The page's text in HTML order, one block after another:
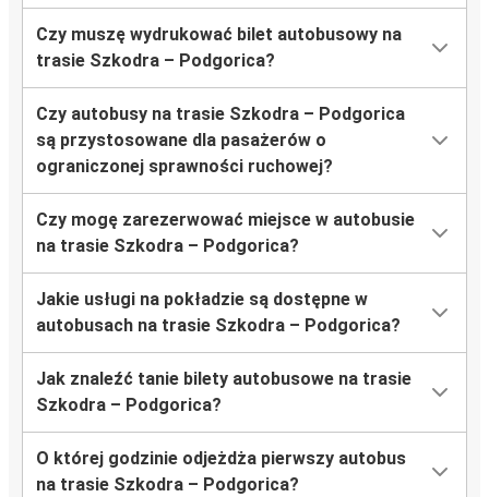
Czy muszę wydrukować bilet autobusowy na
trasie Szkodra – Podgorica?
Czy autobusy na trasie Szkodra – Podgorica
są przystosowane dla pasażerów o
ograniczonej sprawności ruchowej?
Czy mogę zarezerwować miejsce w autobusie
na trasie Szkodra – Podgorica?
Jakie usługi na pokładzie są dostępne w
autobusach na trasie Szkodra – Podgorica?
Jak znaleźć tanie bilety autobusowe na trasie
Szkodra – Podgorica?
O której godzinie odjeżdża pierwszy autobus
na trasie Szkodra – Podgorica?